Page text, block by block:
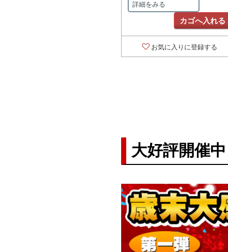
詳細をみる
カゴへ入れる
お気に入りに登録する
大好評開催